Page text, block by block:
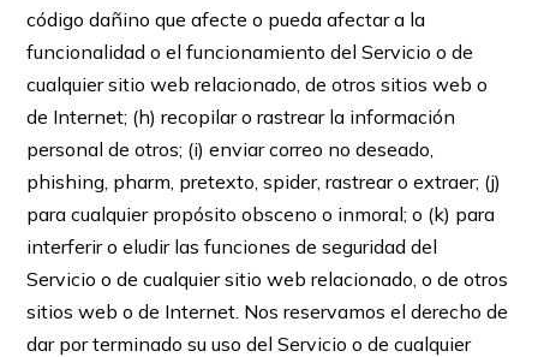
código dañino que afecte o pueda afectar a la
funcionalidad o el funcionamiento del Servicio o de
cualquier sitio web relacionado, de otros sitios web o
de Internet; (h) recopilar o rastrear la información
personal de otros; (i) enviar correo no deseado,
phishing, pharm, pretexto, spider, rastrear o extraer; (j)
para cualquier propósito obsceno o inmoral; o (k) para
interferir o eludir las funciones de seguridad del
Servicio o de cualquier sitio web relacionado, o de otros
sitios web o de Internet. Nos reservamos el derecho de
dar por terminado su uso del Servicio o de cualquier